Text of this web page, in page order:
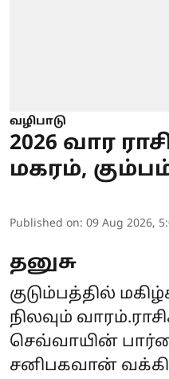
வழிபாடு
2026 வார
மகரம்,
Published on: 09 Aug 2026,
தனுசு
குடும்பத்தில்
நிலவும்
செவ்வாயின்
சனிபகவான்